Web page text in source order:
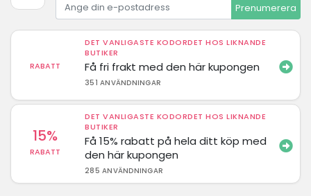
Prenumerera
RABATT
DET VANLIGASTE KODORDET HOS LIKNANDE
BUTIKER
Få fri frakt med den här kupongen
351 ANVÄNDNINGAR
15%
RABATT
DET VANLIGASTE KODORDET HOS LIKNANDE
BUTIKER
Få 15% rabatt på hela ditt köp med
den här kupongen
285 ANVÄNDNINGAR